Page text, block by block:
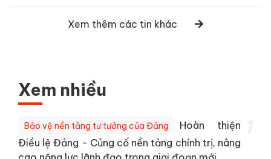
Xem thêm các tin khác
Xem nhiều
Bảo vệ nền tảng tư tưởng của Đảng
Hoàn thiện
Điều lệ Đảng - Củng cố nền tảng chính trị, nâng